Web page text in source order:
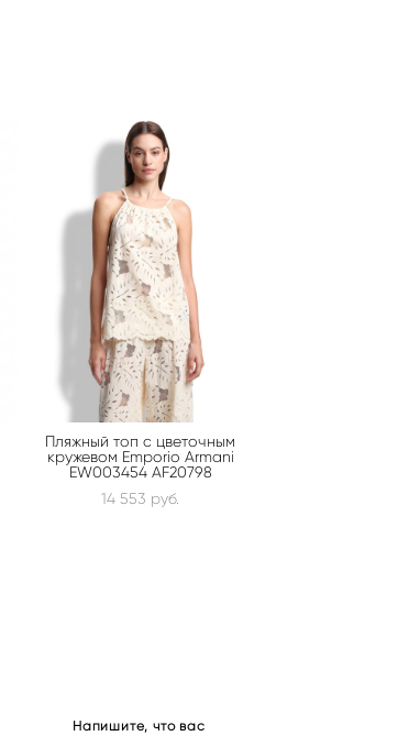
Пляжный топ с цветочным
кружевом Emporio Armani
EW003454 AF20798
14 553 pуб.
Напишите, что вас